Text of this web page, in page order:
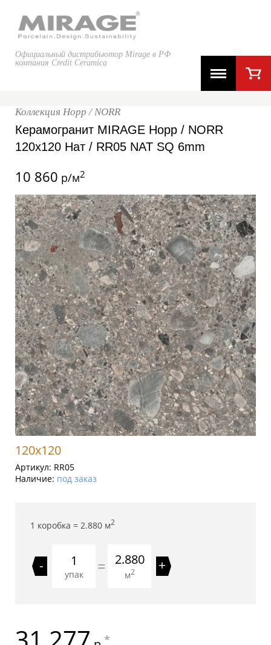
Официальный дистрибьютор Mirage в РФ
компания Credit Ceramica
Коллекция Норр / NORR
Керамогранит MIRAGE Норр / NORR
120x120 Нат / RR05 NAT SQ 6mm
10 860 р/м2
120x120
Артикул: RR05
Наличие: под заказ
1 коробка = 2.880 м2
-
упак = 2.880
м2 +
*